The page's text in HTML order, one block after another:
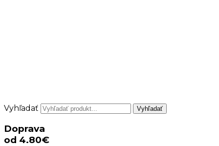
Vyhľadať Vyhľadať
Doprava
od 4.80€